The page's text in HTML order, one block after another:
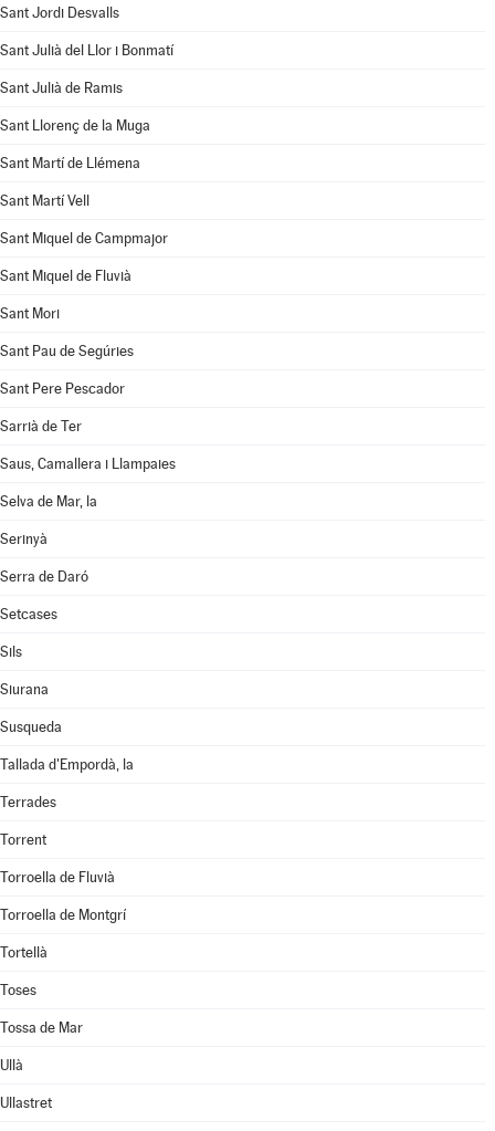
Sant Jordi Desvalls
Sant Julià del Llor i Bonmatí
Sant Julià de Ramis
Sant Llorenç de la Muga
Sant Martí de Llémena
Sant Martí Vell
Sant Miquel de Campmajor
Sant Miquel de Fluvià
Sant Mori
Sant Pau de Segúries
Sant Pere Pescador
Sarrià de Ter
Saus, Camallera i Llampaies
Selva de Mar, la
Serinyà
Serra de Daró
Setcases
Sils
Siurana
Susqueda
Tallada d'Empordà, la
Terrades
Torrent
Torroella de Fluvià
Torroella de Montgrí
Tortellà
Toses
Tossa de Mar
Ullà
Ullastret